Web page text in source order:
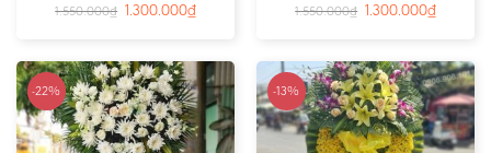
1.550.000₫ 1.300.000₫ 1.550.000₫ 1.300.000₫
-22% -13%